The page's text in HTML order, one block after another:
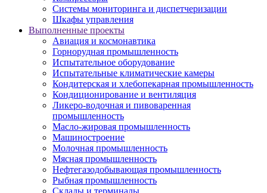
Системы мониторинга и диспетчеризации
Шкафы управления
Выполненные проекты
Авиация и космонавтика
Горнорудная промышленность
Испытательное оборудование
Испытательные климатические камеры
Кондитерская и хлебопекарная промышленность
Кондиционирование и вентиляция
Ликеро-водочная и пивоваренная
промышленность
Масло-жировая промышленность
Машиностроение
Молочная промышленность
Мясная промышленность
Нефтегазодобывающая промышленность
Рыбная промышленность
Склады и терминалы